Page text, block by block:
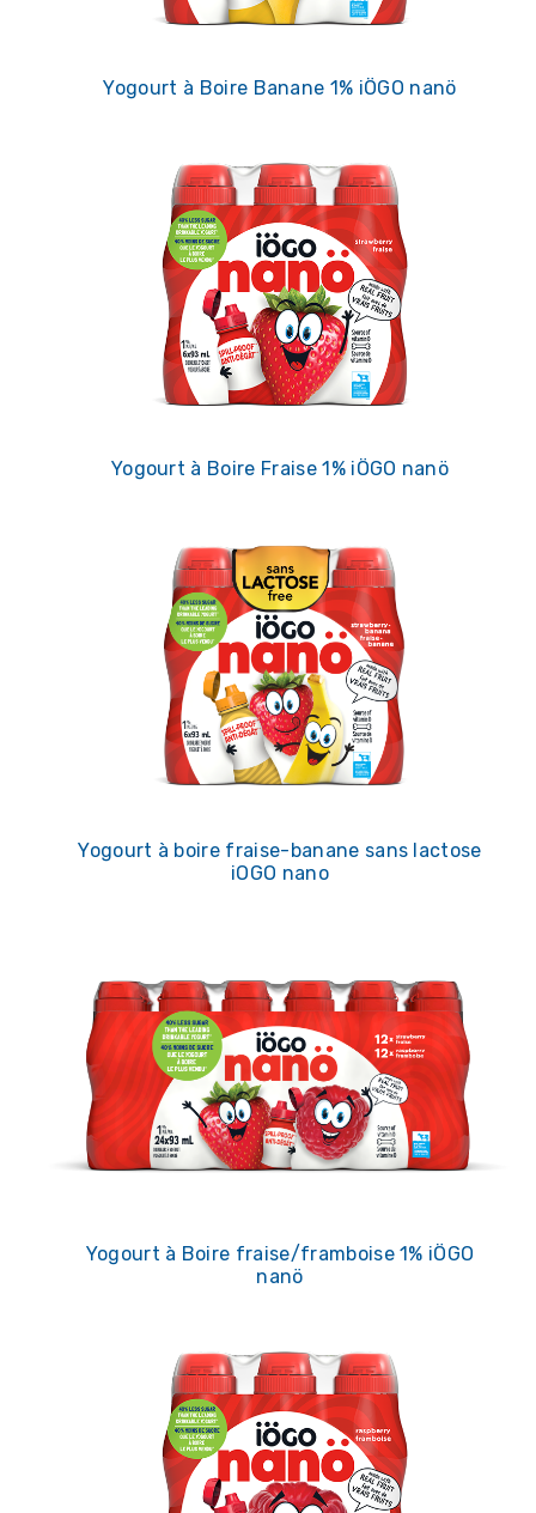
Yogourt à Boire Banane 1% iÖGO nanö
Yogourt à Boire Fraise 1% iÖGO nanö
Yogourt à boire fraise-banane sans lactose
iOGO nano
Yogourt à Boire fraise/framboise 1% iÖGO
nanö